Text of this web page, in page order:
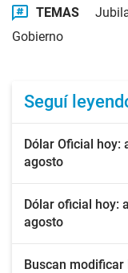
TEMAS
Gobierno
Seguí
Dólar Oficial hoy:
agosto
Dólar oficial hoy:
agosto
Buscan